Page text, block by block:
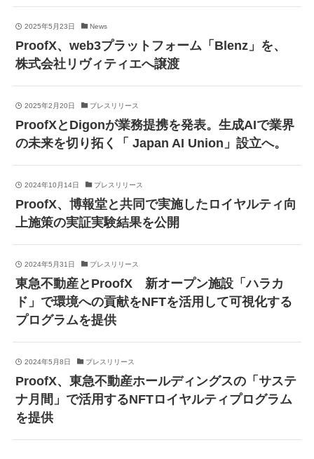
2025年5月23日 News
ProofX、web3プラットフォーム「Blenz」を、
株式会社リヴィティエへ譲渡
2025年2月20日 プレスリリース
ProofXとDigonが業務提携を発表。生成AIで業界
の未来を切り拓く「 Japan AI Union」設立へ。
2024年10月14日 プレスリリース
ProofX、博報堂と共同で実施したロイヤルティ向
上施策の実証実験結果を公開
2024年5月31日 プレスリリース
東急不動産とProofX 新オープン施設「ハラカ
ド」で環境への貢献をNFTを活用して可視化する
プログラムを提供
2024年5月8日 プレスリリース
ProofX、東急不動産ホールディングスの「サステ
ナ月間」で活用するNFTロイヤルティプログラム
を提供